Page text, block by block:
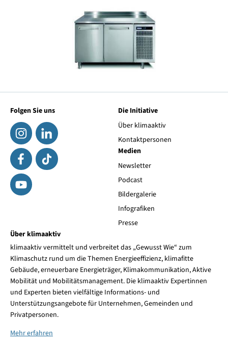
Folgen Sie uns
Die Initiative
Über klimaaktiv
Kontaktpersonen
Medien
Newsletter
Podcast
Bildergalerie
Infografiken
Presse
Über klimaaktiv
klimaaktiv vermittelt und verbreitet das „Gewusst Wie“ zum
Klimaschutz rund um die Themen Energieeffizienz, klimafitte
Gebäude, erneuerbare Energieträger, Klimakommunikation, Aktive
Mobilität und Mobilitätsmanagement. Die klimaaktiv Expertinnen
und Experten bieten vielfältige Informations- und
Unterstützungsangebote für Unternehmen, Gemeinden und
Privatpersonen.
Mehr erfahren